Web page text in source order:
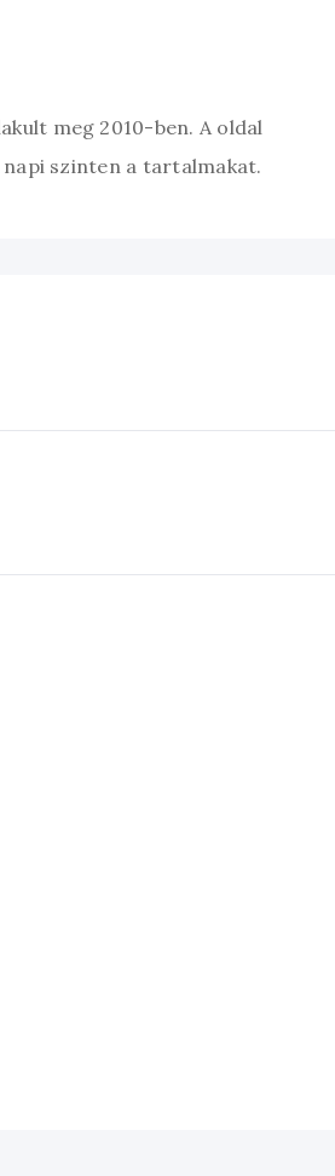
meg 2010-ben. A oldal
szinten a tartalmakat.